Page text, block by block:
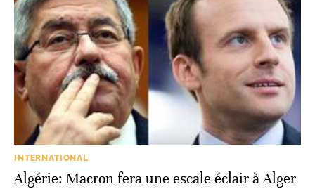
INTERNATIONAL
Algérie: Macron fera une escale éclair à Alger